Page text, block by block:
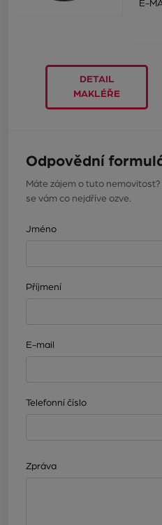
E-
DETAIL
MAKLÉŘE
Odpovědní
Máte zájem o tuto
se vám co nejdříve ozve.
Jméno
Příjmení
E-mail
Telefonní číslo
Zpráva